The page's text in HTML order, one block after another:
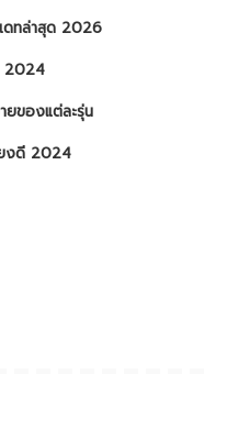
ดทล่าสุด 2026
2024
ยของแต่ละรุ่น
งดี 2024